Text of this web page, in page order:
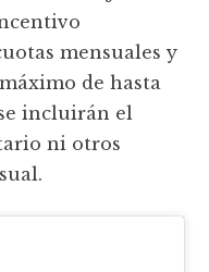
mensuales y
de hasta
incluirán el
ni otros